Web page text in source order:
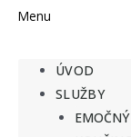
Menu
ÚVOD
SLUŽBY
EMOČNÝ